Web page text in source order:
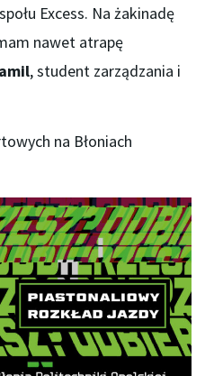
Excess. Na żakinadę
nawet atrapę
, student zarządzania i
na Błoniach